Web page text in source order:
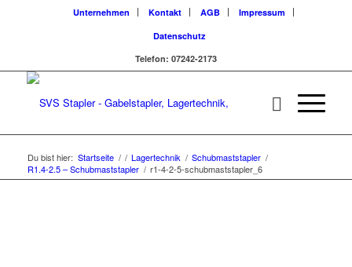
Unternehmen Kontakt AGB
Impressum
Datenschutz
Telefon: 07242-2173
Du bist hier: Startseite / / Lagertechnik / Schubmaststapler /
R1.4-2.5 – Schubmaststapler / r1-4-2-5-schubmaststapler_6